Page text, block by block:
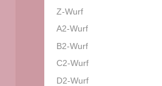
Z-Wurf
A2-Wurf
B2-Wurf
C2-Wurf
D2-Wurf